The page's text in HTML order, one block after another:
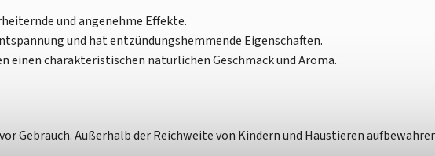
und angenehme Effekte.
und hat entzündungshemmende Eigenschaften.
einen charakteristischen natürlichen Geschmack und Aroma.
Gebrauch. Außerhalb der Reichweite von Kindern und Haustieren